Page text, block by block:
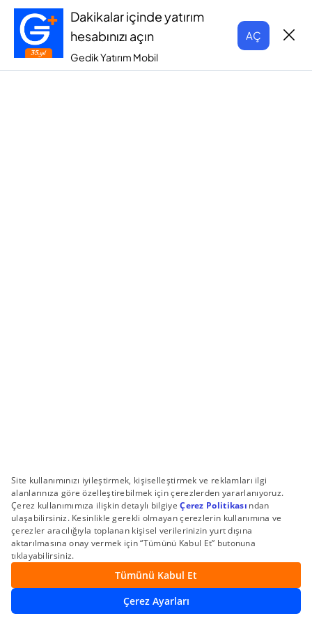
Dakikalar içinde yatırım
hesabınızı açın
Gedik Yatırım Mobil
AÇ